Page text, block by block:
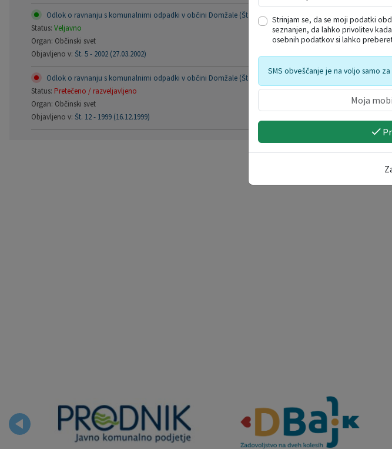
Odlok o ravnanju s komunalnimi odpadki v občini Domžale (Št. 5 - 2002)
Status: Veljavno
Organ: Občinski svet
Objavljeno v: Št. 5 - 2002 (27.03.2002)
Odlok o ravnanju s komunalnimi odpadki v občini Domžale (Št. 12 - 1999)
Status: Pretečeno / razveljavljeno
Organ: Občinski svet
Objavljeno v: Št. 12 - 1999 (16.12.1999)
Strinjam se, da se moji podatki
seznanjen, da lahko privolitev
osebnih podatkov si lahko
SMS obveščanje je na voljo samo